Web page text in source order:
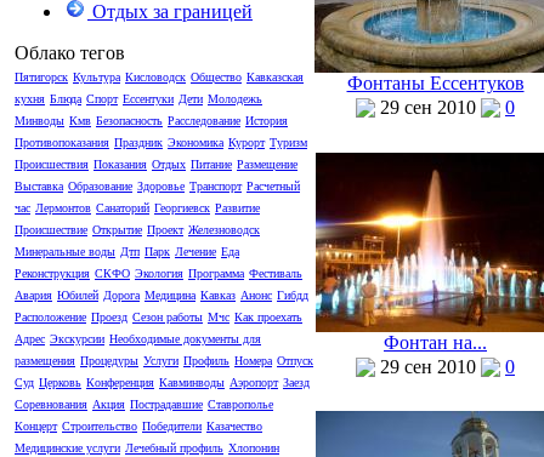
Отдых за границей
Облако тегов
Пятигорск Культура Кисловодск Общество Кавказская
кухня Блюда Спорт Ессентуки Дети Молодежь
Минводы Кмв Безопасность Расследование История
Противопоказания Праздник Экономика Курорт Туризм
Происшествия Показания Отдых Питание Размещение
Выставка Образование Здоровье Транспорт Расчетный
час Лермонтов Санаторий Георгиевск Развитие
Происшествие Открытие Проект Железноводск
Минеральные воды Дтп Парк Лечение Еда
Реконструкция СКФО Экология Программа Фестиваль
Авария Юбилей Дорога Медицина Кавказ Анонс Гибдд
Расположение Проезд Сезон работы Мчс Как проехать
Адрес Экскурсии Необходимые документы для
размещения Процедуры Услуги Профиль Номера Отпуск
Суд Церковь Конференция Кавминводы Аэропорт Заезд
Соревнования Акция Пострадавшие Ставрополье
Концерт Строительство Победители Казачество
Медицинские услуги Лечебный профиль Хлопонин
Фонтаны Ессентуков
29 сен 2010
0
Фонтан на...
29 сен 2010
0